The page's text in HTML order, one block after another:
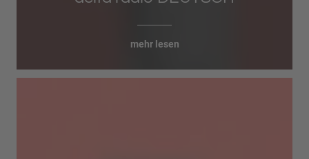
mehr lesen